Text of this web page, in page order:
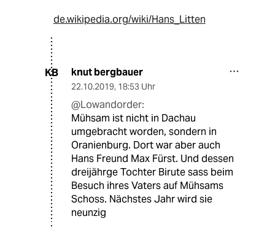
de.wikipedia.org/wiki/Hans_Litten
KB knut bergbauer
22.10.2019, 18:53 Uhr
@Lowandorder:
Mühsam ist nicht in Dachau
umgebracht worden, sondern in
Oranienburg. Dort war aber auch
Hans Freund Max Fürst. Und dessen
dreijährge Tochter Birute sass beim
Besuch ihres Vaters auf Mühsams
Schoss. Nächstes Jahr wird sie
neunzig